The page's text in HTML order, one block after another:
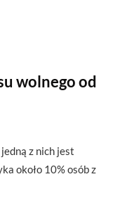
wolnego od
z nich jest
około 10% osób z